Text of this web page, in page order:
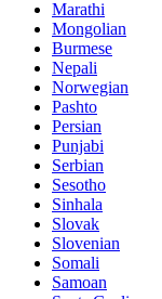
Marathi
Mongolian
Burmese
Nepali
Norwegian
Pashto
Persian
Punjabi
Serbian
Sesotho
Sinhala
Slovak
Slovenian
Somali
Samoan